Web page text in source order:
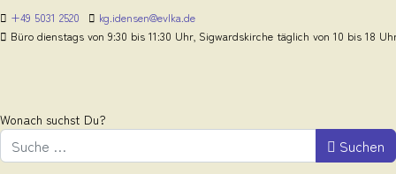
+49 5031 2520
kg.idensen@evlka.de
Büro dienstags von 9:30 bis 11:30 Uhr, Sigwardskirche täglich von 10 bis 18
Wonach suchst Du?
Suchen